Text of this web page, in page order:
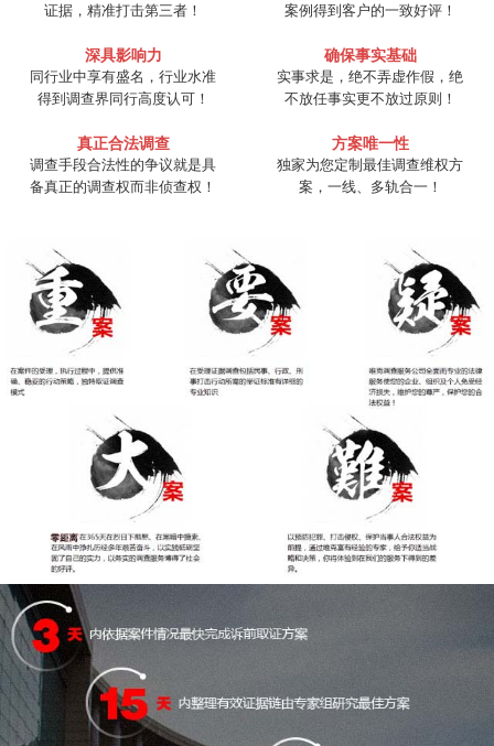
证据，精准打击第三者！
案例得到客户的一致好评！
深具影响力
同行业中享有盛名，行业水准
得到调查界同行高度认可！
确保事实基础
实事求是，绝不弄虚作假，绝
不放任事实更不放过原则！
真正合法调查
调查手段合法性的争议就是具
备真正的调查权而非侦查权！
方案唯一性
独家为您定制最佳调查维权方
案，一线、多轨合一！